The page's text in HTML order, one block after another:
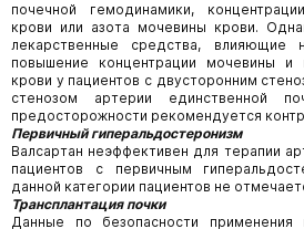
почечной гемодинамики,
крови или азота мочевины крови.
лекарственные средства, влияющие
повышение концентрации мочевины и
крови у пациентов с двусторонним
стенозом артерии единственной
предосторожности рекомендуется
Первичный гиперальдостеронизм
Валсартан неэффективен для терапии
пациентов с первичным
данной категории пациентов не
Трансплантация почки
Данные по безопасности применения